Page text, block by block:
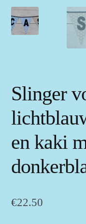
Slinger
en kaki
€22.50